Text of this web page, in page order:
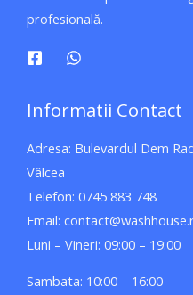
profesională.
Informatii Contact
Adresa: Bulevardul Dem
Vâlcea
Telefon: 0745 883 748
Email:
Luni – Vineri: 09:00 – 19:00
Sambata: 10:00 – 16:00